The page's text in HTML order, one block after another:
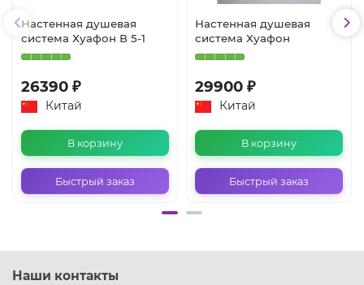
Настенная душевая
система Хуафон В 5-1
26390 ₽
Китай
В корзину
Быстрый заказ
Настенная душевая
система Хуафон
29900 ₽
Китай
В корзину
Быстрый заказ
Наши контакты